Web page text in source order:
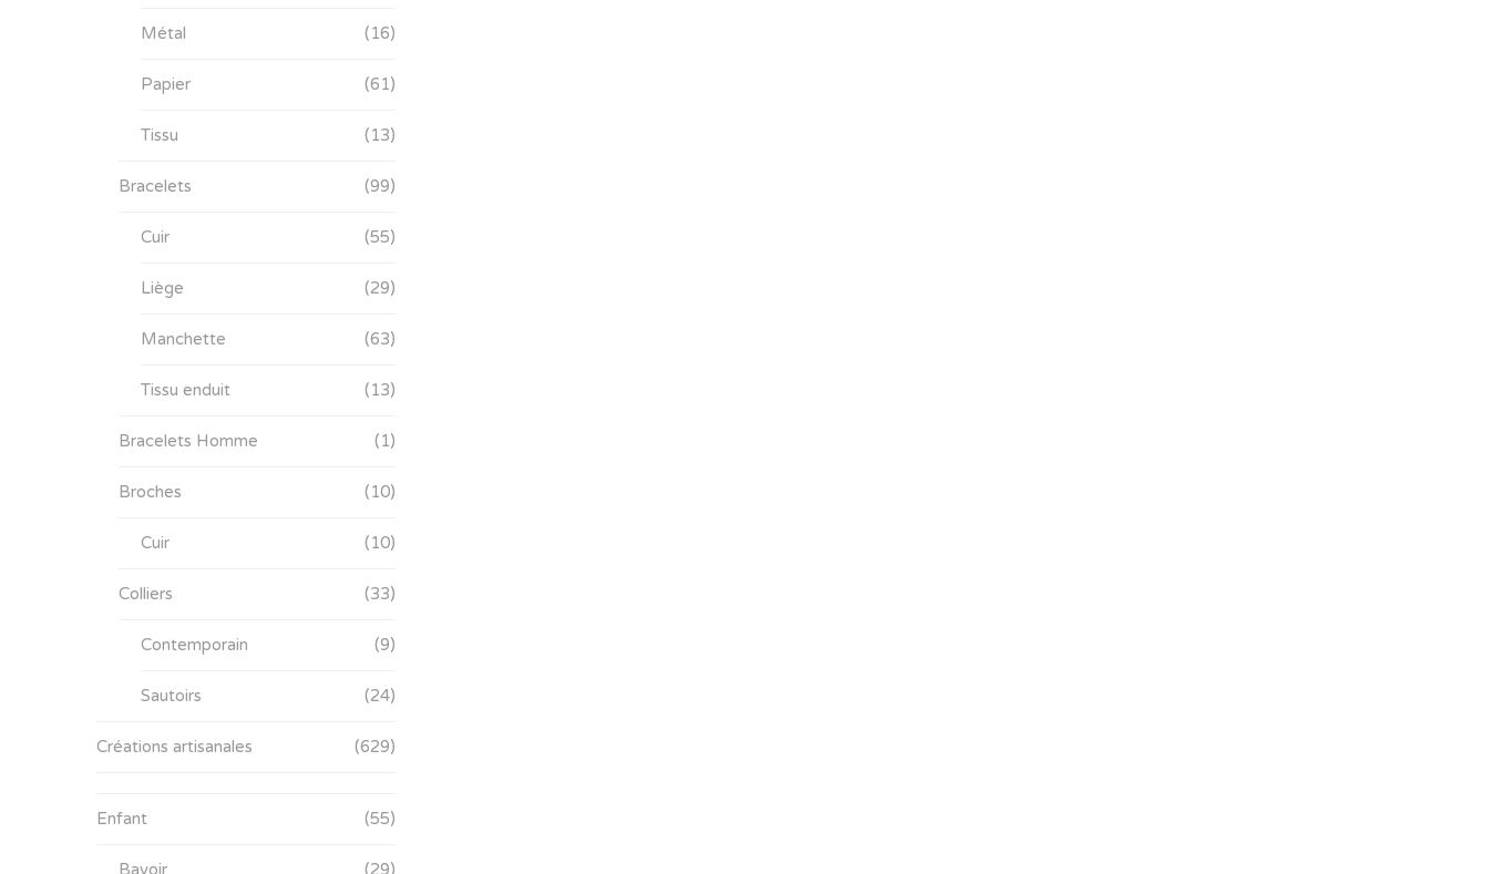
Métal (16)
Papier (61)
Tissu (13)
Bracelets (99)
Cuir (55)
Liège (29)
Manchette (63)
Tissu enduit (13)
Bracelets Homme (1)
Broches (10)
Cuir (10)
Colliers (33)
Contemporain (9)
Sautoirs (24)
Créations artisanales (629)
Enfant (55)
Bavoir (29)